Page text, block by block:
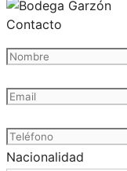
Contacto
Nacionalidad